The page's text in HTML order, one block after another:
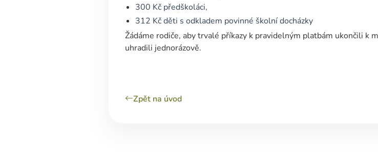
300 Kč předškoláci,
312 Kč děti s odkladem povinné školní docházky
Žádáme rodiče, aby trvalé příkazy k pravidelným platbám ukončili k
uhradili jednorázově.
Zpět na úvod